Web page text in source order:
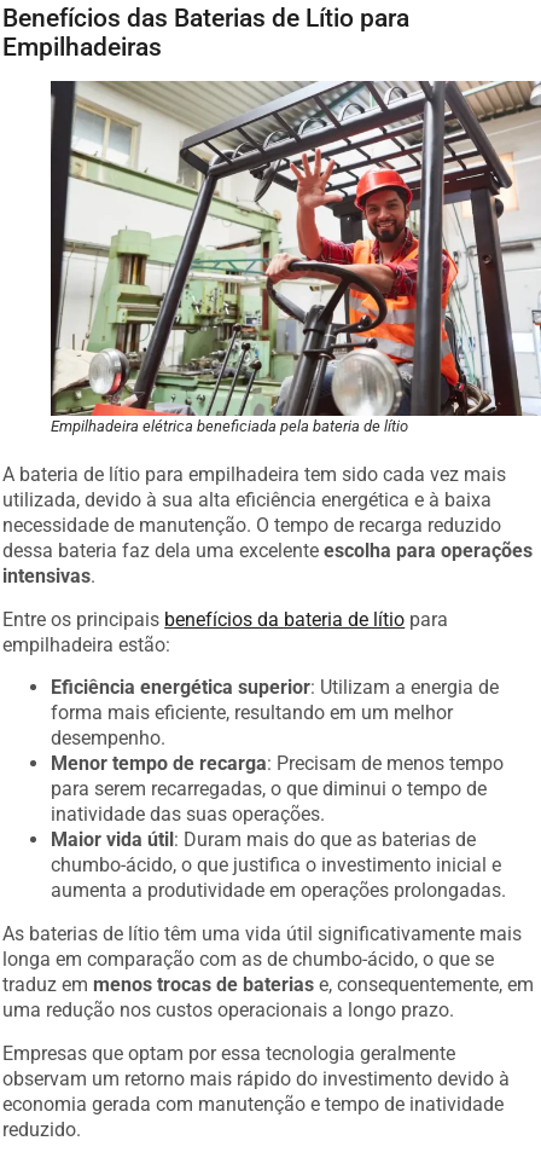
Benefícios das Baterias de Lítio para
Empilhadeiras
Empilhadeira elétrica beneficiada pela bateria de lítio
A bateria de lítio para empilhadeira tem sido cada vez mais
utilizada, devido à sua alta eficiência energética e à baixa
necessidade de manutenção. O tempo de recarga reduzido
dessa bateria faz dela uma excelenteescolha para operações
intensivas.
Entre os principais benefícios da bateria de lítio para
empilhadeira estão:
Eficiência energética superior: Utilizam a energia de
forma mais eficiente, resultando em um melhor
desempenho.
Menor tempo de recarga: Precisam de menos tempo
para serem recarregadas, o que diminui o tempo de
inatividade das suas operações.
Maior vida útil : Duram mais do que as baterias de
chumbo-ácido, o que justifica o investimento inicial e
aumenta a produtividade em operações prolongadas.
As baterias de lítio têm uma vida útil significativamente mais
longa em comparação com as de chumbo-ácido, o que se
traduz em menos trocas de baterias e, consequentemente, em
uma redução nos custos operacionais a longo prazo.
Empresas que optam por essa tecnologia geralmente
observam um retorno mais rápido do investimento devido à
economia gerada com manutenção e tempo de inatividade
reduzido.